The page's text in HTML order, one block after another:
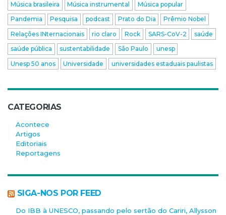
Música brasileira
Música instrumental
Música popular
Pandemia
Pesquisa podcast Prato do Dia
Prêmio Nobel
Relações INternacionais
rio claro Rock SARS-CoV-2
saúde
saúde pública
sustentabilidade São Paulo
unesp
Unesp 50 anos
Universidade universidades estaduais paulistas
CATEGORIAS
Acontece
Artigos
Editoriais
Reportagens
SIGA-NOS POR FEED
Do IBB à UNESCO, passando pelo sertão do Cariri, Allysson